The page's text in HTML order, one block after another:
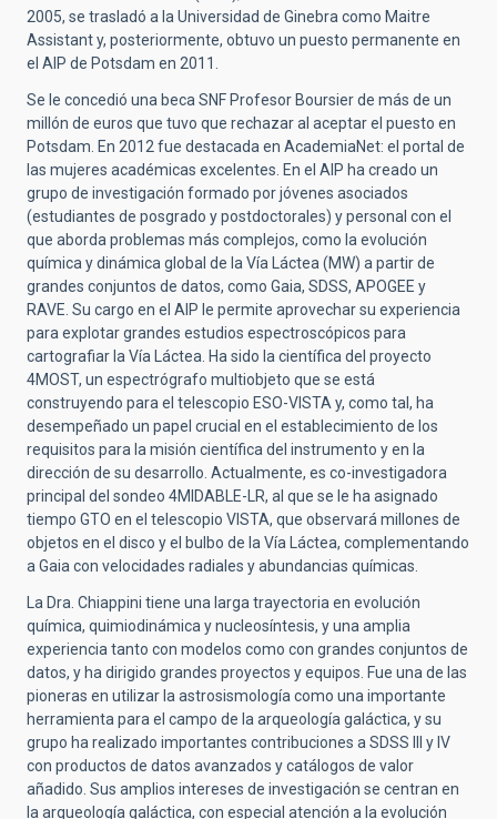
2005, se trasladó a la Universidad de Ginebra como Maitre
Assistant y, posteriormente, obtuvo un puesto permanente en
el AIP de Potsdam en 2011.
Se le concedió una beca SNF Profesor Boursier de más de un
millón de euros que tuvo que rechazar al aceptar el puesto en
Potsdam. En 2012 fue destacada en AcademiaNet: el portal de
las mujeres académicas excelentes. En el AIP ha creado un
grupo de investigación formado por jóvenes asociados
(estudiantes de posgrado y postdoctorales) y personal con el
que aborda problemas más complejos, como la evolución
química y dinámica global de la Vía Láctea (MW) a partir de
grandes conjuntos de datos, como Gaia, SDSS, APOGEE y
RAVE. Su cargo en el AIP le permite aprovechar su experiencia
para explotar grandes estudios espectroscópicos para
cartografiar la Vía Láctea. Ha sido la científica del proyecto
4MOST, un espectrógrafo multiobjeto que se está
construyendo para el telescopio ESO-VISTA y, como tal, ha
desempeñado un papel crucial en el establecimiento de los
requisitos para la misión científica del instrumento y en la
dirección de su desarrollo. Actualmente, es co-investigadora
principal del sondeo 4MIDABLE-LR, al que se le ha asignado
tiempo GTO en el telescopio VISTA, que observará millones de
objetos en el disco y el bulbo de la Vía Láctea, complementando
a Gaia con velocidades radiales y abundancias químicas.
La Dra. Chiappini tiene una larga trayectoria en evolución
química, quimiodinámica y nucleosíntesis, y una amplia
experiencia tanto con modelos como con grandes conjuntos de
datos, y ha dirigido grandes proyectos y equipos. Fue una de las
pioneras en utilizar la astrosismología como una importante
herramienta para el campo de la arqueología galáctica, y su
grupo ha realizado importantes contribuciones a SDSS III y IV
con productos de datos avanzados y catálogos de valor
añadido. Sus amplios intereses de investigación se centran en
la arqueología galáctica, con especial atención a la evolución